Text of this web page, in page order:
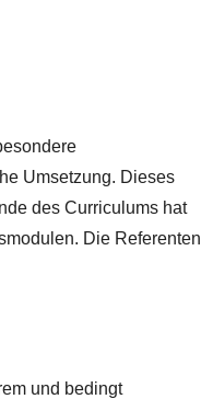
Umsetzung. Dieses
des Curriculums hat
Die Referenten
und bedingt